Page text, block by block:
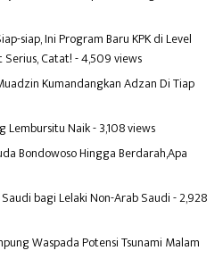
siap, Ini Program Baru KPK di Level
Serius, Catat!- 4,509 views
Kumandangkan Adzan Di Tiap
Lembursitu Naik- 3,108 views
Bondowoso Hingga Berdarah,Apa
bagi Lelaki Non-Arab Saudi- 2,928
Waspada Potensi Tsunami Malam